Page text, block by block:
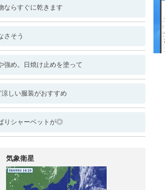
ならすぐに乾きます
さそう
強め。日焼け止めを塗って
しい服装がおすすめ
りシャーベットが◎
気象衛星